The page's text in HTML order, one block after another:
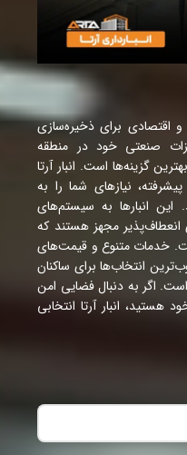
اقتصادی برای ذخیره‌سازی
صنعتی خود در منطقه
گزینه‌ها است. انبار آرتا
نیازهای شما را به
انبارها به سیستم‌های
مجهز هستند که
خدمات متنوع و قیمت‌های
انتخاب‌ها برای ساکنان
اگر به دنبال فضایی امن
هستید، انبار آرتا انتخابی